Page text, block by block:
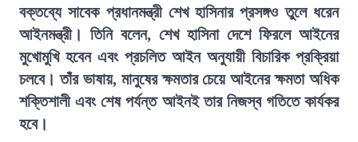
বক্তব্যে সাবেক প্রধানমন্ত্রী শেখ হাসিনার প্রসঙ্গও তুলে ধরেন
আইনমন্ত্রী। তিনি বলেন, শেখ হাসিনা দেশে ফিরলে আইনের
মুখোমুখি হবেন এবং প্রচলিত আইন অনুযায়ী বিচারিক প্রক্রিয়া
চলবে। তাঁর ভাষায়, মানুষের ক্ষমতার চেয়ে আইনের ক্ষমতা অধিক
শক্তিশালী এবং শেষ পর্যন্ত আইনই তার নিজস্ব গতিতে কার্যকর
হবে।